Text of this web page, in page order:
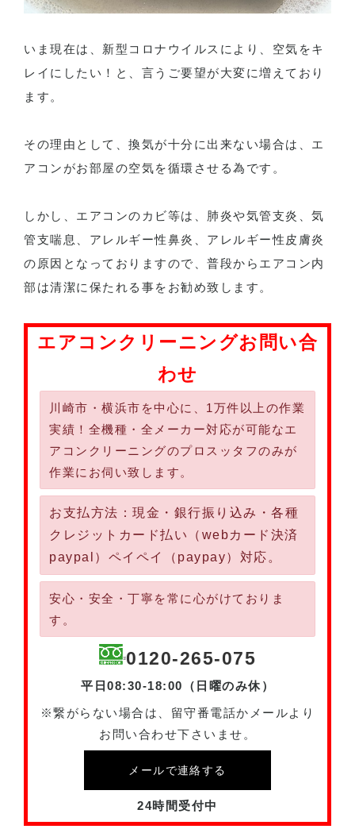
いま現在は、新型コロナウイルスにより、空気をキ
レイにしたい！と、言うご要望が大変に増えており
ます。
その理由として、換気が十分に出来ない場合は、エ
アコンがお部屋の空気を循環させる為です。
しかし、エアコンのカビ等は、肺炎や気管支炎、気
管支喘息、アレルギー性鼻炎、アレルギー性皮膚炎
の原因となっておりますので、普段からエアコン内
部は清潔に保たれる事をお勧め致します。
エアコンクリーニングお問い合
わせ
川崎市・横浜市を中心に、1万件以上の作業
実績！全機種・全メーカー対応が可能なエ
アコンクリーニングのプロスッタフのみが
作業にお伺い致します。
お支払方法：現金・銀行振り込み・各種
クレジットカード払い（webカード決済
paypal）ペイペイ（paypay）対応。
安心・安全・丁寧を常に心がけておりま
す。
0120-265-075
平日08:30-18:00（日曜のみ休）
※繋がらない場合は、留守番電話かメールより
お問い合わせ下さいませ。
メールで連絡する
24時間受付中